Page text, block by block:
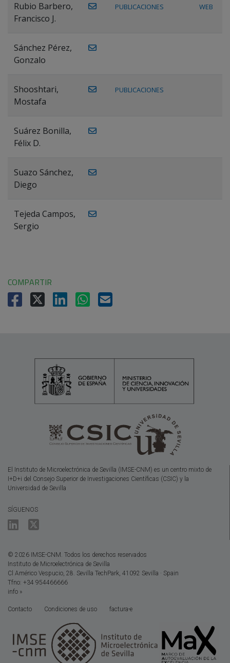
Rubio Barbero,
Francisco J.
PUBLICACIONES WEB
Sánchez Pérez,
Gonzalo
Shooshtari,
Mostafa
PUBLICACIONES
Suárez Bonilla,
Félix D.
Suazo Sánchez,
Diego
Tejeda Campos,
Sergio
COMPARTIR
El Instituto de Microelectrónica de Sevilla (IMSE-CNM) es un centro mixto de
I+D+i del Consejo Superior de Investigaciones Científicas (CSIC) y la
Universidad de Sevilla
SÍGUENOS
© 2026 IMSE-CNM. Todos los derechos reservados
Instituto de Microelectrónica de Sevilla
Cl Américo Vespucio, 28. Sevilla TechPark, 41092 Sevilla · Spain
Tfno: +34 954466666
info »
Contacto Condiciones de uso factura-e